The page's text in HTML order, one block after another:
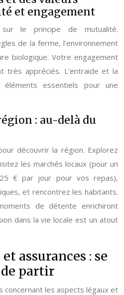
et engagement
sur le principe de mutualité.
de la ferme, l’environnement
biologique. Votre engagement
très appréciés. L’entraide et la
essentiels pour une
: au-delà du
découvrir la région. Explorez
les marchés locaux (pour un
€ par jour pour vos repas),
et rencontrez les habitants.
de détente enrichiront
dans la vie locale est un atout
assurances : se
partir
concernant les aspects légaux et